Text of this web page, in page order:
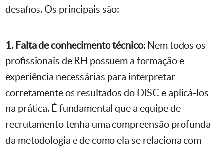
desafios. Os principais são:
1. Falta de conhecimento técnico: Nem todos os
profissionais de RH possuem a formação e
experiência necessárias para interpretar
corretamente os resultados do DISC e aplicá-los
na prática. É fundamental que a equipe de
recrutamento tenha uma compreensão profunda
da metodologia e de como ela se relaciona com